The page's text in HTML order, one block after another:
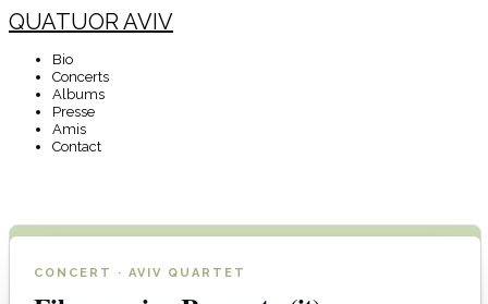
QUATUOR AVIV
Bio
Concerts
Albums
Presse
Amis
Contact
CONCERT · AVIV QUARTET